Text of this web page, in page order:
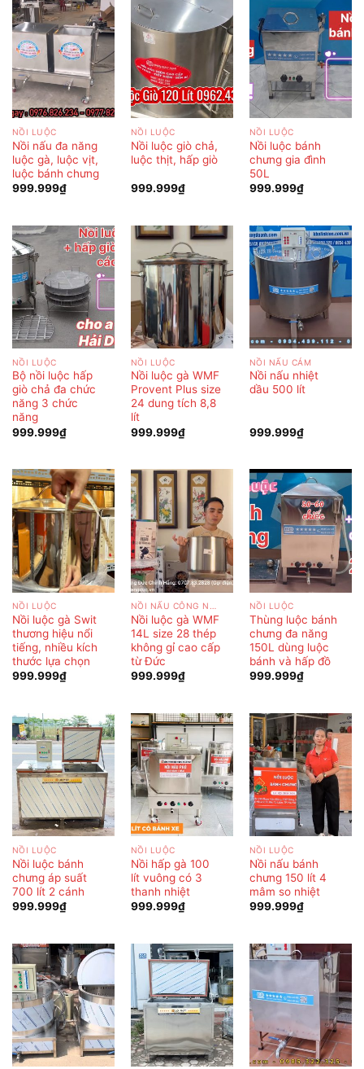
NỒI LUỘC
Nồi nấu đa năng
luộc gà, luộc vịt,
luộc bánh chưng
999.999₫
NỒI LUỘC
Nồi luộc giò chả,
luộc thịt, hấp giò
999.999₫
NỒI LUỘC
Nồi luộc bánh
chưng gia đình
50L
999.999₫
NỒI LUỘC
Bộ nồi luộc hấp
giò chả đa chức
năng 3 chức
năng
999.999₫
NỒI LUỘC
Nồi luộc gà WMF
Provent Plus size
24 dung tích 8,8
lít
999.999₫
NỒI NẤU CÁM
Nồi nấu nhiệt
dầu 500 lít
999.999₫
NỒI LUỘC
Nồi luộc gà Swit
thương hiệu nổi
tiếng, nhiều kích
thước lựa chọn
999.999₫
Nồi luộc gà WMF
14L size 28 thép
không gỉ cao cấp
từ Đức
999.999₫
NỒI LUỘC
Thùng luộc bánh
chưng đa năng
150L dùng luộc
bánh và hấp đồ
999.999₫
NỒI LUỘC
Nồi luộc bánh
chưng áp suất
700 lít 2 cánh
999.999₫
NỒI LUỘC
Nồi hấp gà 100
lít vuông có 3
thanh nhiệt
999.999₫
NỒI LUỘC
Nồi nấu bánh
chưng 150 lít 4
mâm so nhiệt
999.999₫